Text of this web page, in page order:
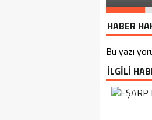
HABER
Bu yazı
İLGİLİ